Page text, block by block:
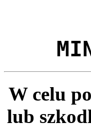
W celu
lub